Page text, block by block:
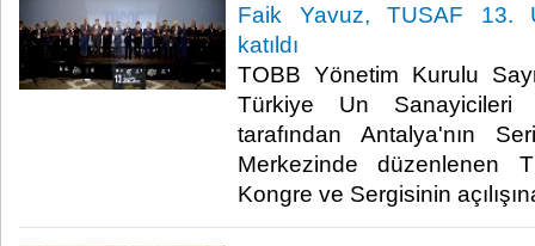
Faik Yavuz, TUSAF 13.
katıldı
TOBB Yönetim Kurulu
Türkiye Un Sanayicileri
tarafından Antalya'nın
Merkezinde düzenlenen
Kongre ve Sergisinin